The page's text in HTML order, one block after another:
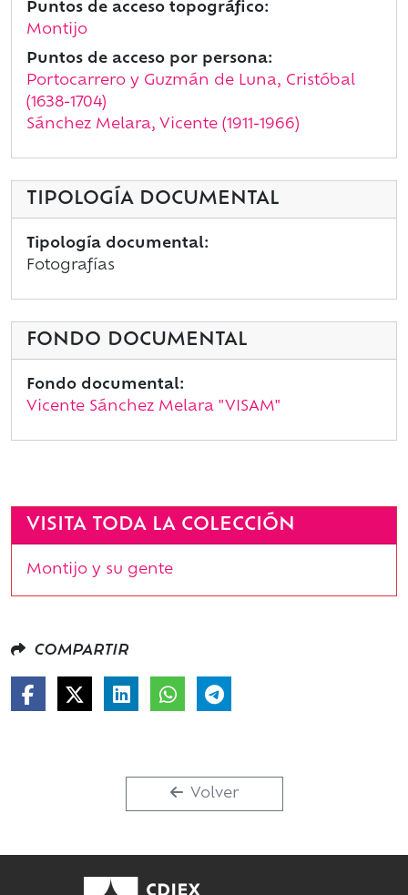
Puntos de acceso topográfico:
Montijo
Puntos de acceso por persona:
Portocarrero y Guzmán de Luna, Cristóbal
(1638-1704)
Sánchez Melara, Vicente (1911-1966)
TIPOLOGÍA DOCUMENTAL
Tipología documental:
Fotografías
FONDO DOCUMENTAL
Fondo documental:
Vicente Sánchez Melara "VISAM"
VISITA TODA LA COLECCIÓN
Montijo y su gente
COMPARTIR
Volver